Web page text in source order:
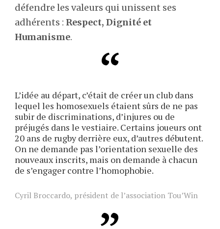
défendre les valeurs qui unissent ses
adhérents : Respect, Dignité et
Humanisme.
L’idée au départ, c’était de créer un club dans
lequel les homosexuels étaient sûrs de ne pas
subir de discriminations, d’injures ou de
préjugés dans le vestiaire. Certains joueurs ont
20 ans de rugby derrière eux, d’autres débutent.
On ne demande pas l’orientation sexuelle des
nouveaux inscrits, mais on demande à chacun
de s’engager contre l’homophobie.
Cyril Broccardo, président de l’association Tou’Win